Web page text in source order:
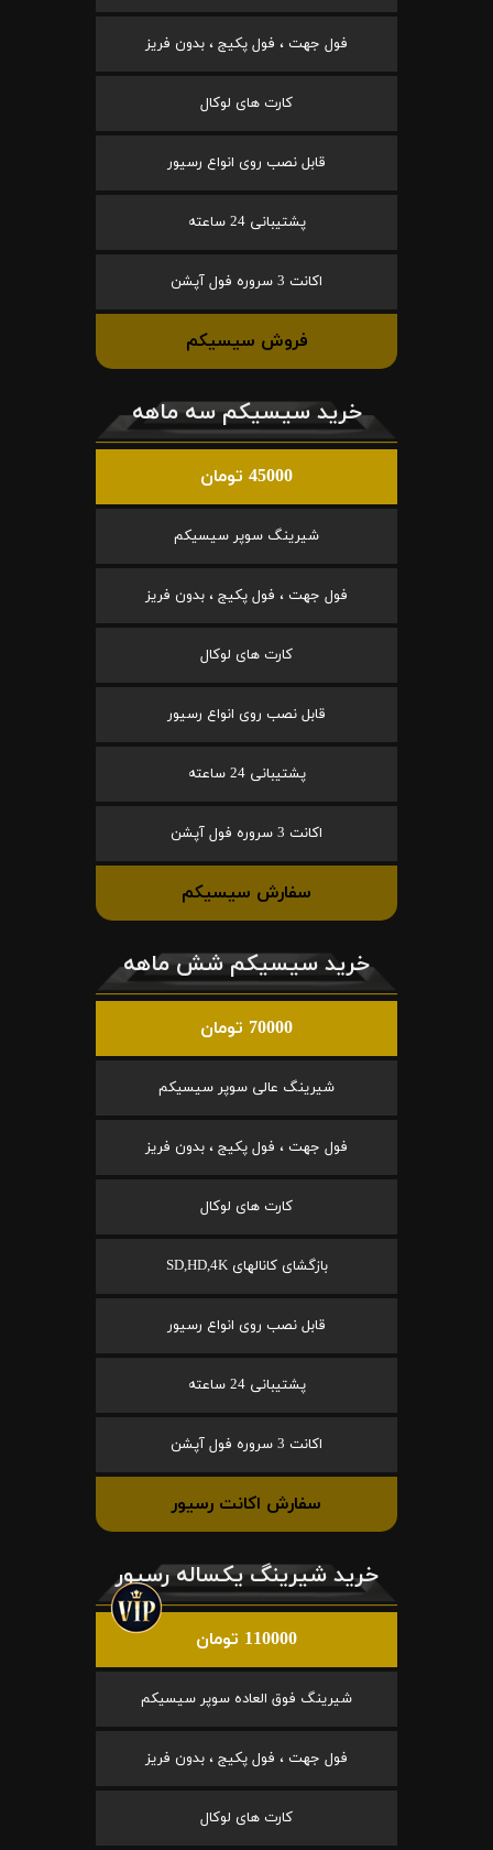
فول جهت ، فول پکیج ، بدون فریز
کارت های لوکال
قابل نصب روی انواع رسیور
پشتیبانی 24 ساعته
اکانت 3 سروره فول آپشن
فروش سیسیکم
خرید سیسیکم سه ماهه
45000 تومان
شیرینگ سوپر سیسیکم
فول جهت ، فول پکیج ، بدون فریز
کارت های لوکال
قابل نصب روی انواع رسیور
پشتیبانی 24 ساعته
اکانت 3 سروره فول آپشن
سفارش سیسیکم
خرید سیسیکم شش ماهه
70000 تومان
شیرینگ عالی سوپر سیسیکم
فول جهت ، فول پکیج ، بدون فریز
کارت های لوکال
بازگشای کانالهای SD,HD,4K
قابل نصب روی انواع رسیور
پشتیبانی 24 ساعته
اکانت 3 سروره فول آپشن
سفارش اکانت رسیور
خرید شیرینگ یکساله رسیور
110000 تومان
شیرینگ فوق العاده سوپر سیسیکم
فول جهت ، فول پکیج ، بدون فریز
کارت های لوکال